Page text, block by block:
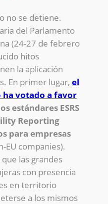
no se detiene.
del Parlamento
(24-27 de febrero
hitos
la aplicación
En primer lugar, el
ha votado a favor
estándares ESRS
Reporting
para empresas
EU companies).
las grandes
con presencia
en territorio
a los mismos